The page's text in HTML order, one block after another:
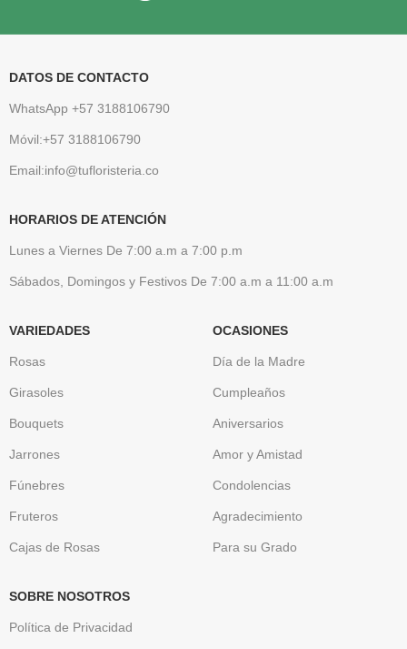
DATOS DE CONTACTO
WhatsApp +57 3188106790
Móvil:+57 3188106790
Email:info@tufloristeria.co
HORARIOS DE ATENCIÓN
Lunes a Viernes De 7:00 a.m a 7:00 p.m
Sábados, Domingos y Festivos De 7:00 a.m a 11:00 a.m
VARIEDADES
Rosas
Girasoles
Bouquets
Jarrones
Fúnebres
Fruteros
Cajas de Rosas
OCASIONES
Día de la Madre
Cumpleaños
Aniversarios
Amor y Amistad
Condolencias
Agradecimiento
Para su Grado
SOBRE NOSOTROS
Política de Privacidad